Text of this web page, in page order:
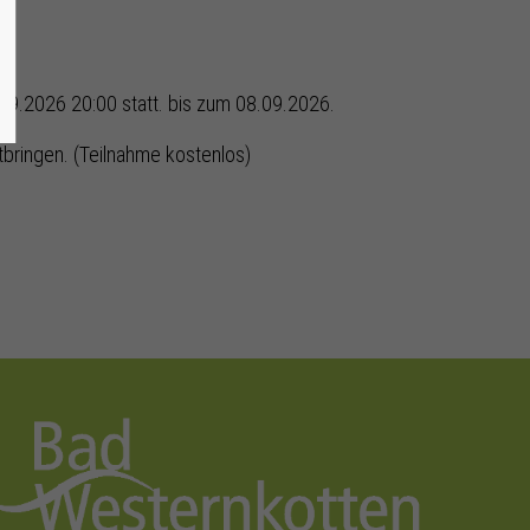
20:00 statt. bis zum 08.09.2026.
(Teilnahme kostenlos)